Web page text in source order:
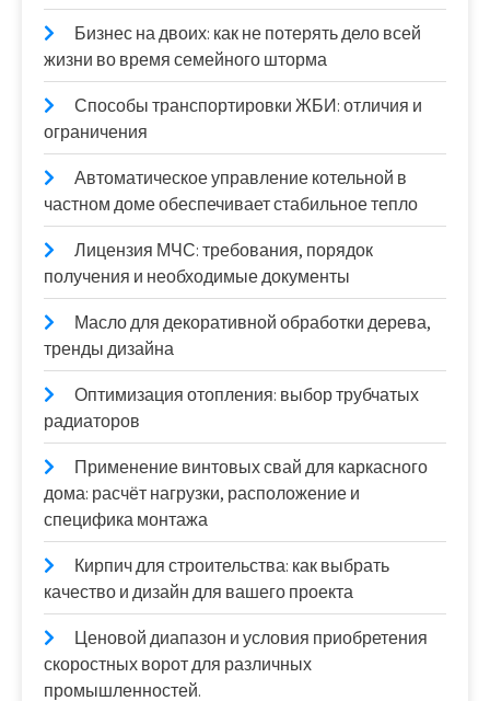
Бизнес на двоих: как не потерять дело всей
жизни во время семейного шторма
Способы транспортировки ЖБИ: отличия и
ограничения
Автоматическое управление котельной в
частном доме обеспечивает стабильное тепло
Лицензия МЧС: требования, порядок
получения и необходимые документы
Масло для декоративной обработки дерева,
тренды дизайна
Оптимизация отопления: выбор трубчатых
радиаторов
Применение винтовых свай для каркасного
дома: расчёт нагрузки, расположение и
специфика монтажа
Кирпич для строительства: как выбрать
качество и дизайн для вашего проекта
Ценовой диапазон и условия приобретения
скоростных ворот для различных
промышленностей.